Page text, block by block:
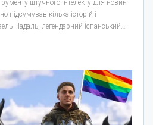
штучного інтелекту для новин
підсумував кілька історій і
Надаль, легендарний іспанський…